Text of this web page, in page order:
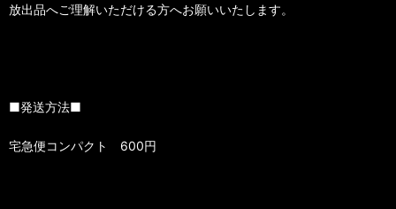
放出品へご理解いただける方へお願いいたします。
■発送方法■
宅急便コンパクト 600円